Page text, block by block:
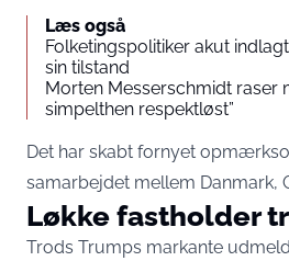
Læs også
Folketingspolitiker akut
sin tilstand
Morten Messerschmidt raser
simpelthen respektløst”
Det har skabt fornyet
samarbejdet mellem Danmark,
Løkke fastholder
Trods Trumps markante